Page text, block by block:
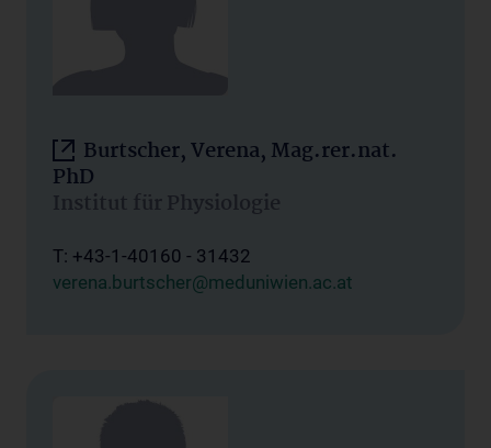
Burtscher, Verena, Mag.rer.nat.
PhD
Institut für Physiologie
T: +43-1-40160 - 31432
verena.burtscher@meduniwien.ac.at